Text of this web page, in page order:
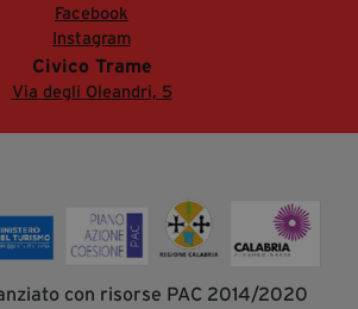
Facebook
Instagram
Civico Trame
Via degli Oleandri, 5
con risorse PAC 2014/2020